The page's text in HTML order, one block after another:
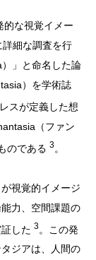
的な視覚イメー
細な調査を行
」と命名した論
）を学術誌
スが定義した想
（ファン
のである 3。
視覚的イメージ
力、空間課題の
した 3。この発
ジアは、人間の